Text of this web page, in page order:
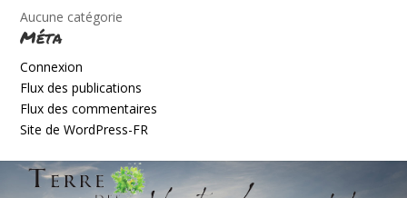
Aucune catégorie
Méta
Connexion
Flux des publications
Flux des commentaires
Site de WordPress-FR